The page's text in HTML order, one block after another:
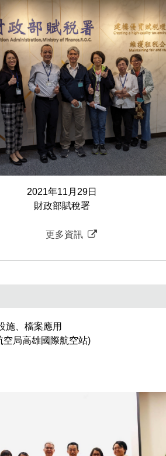
2021年11月29日
財政部賦稅署
更多資訊
施、檔案應用
局高雄國際航空站)